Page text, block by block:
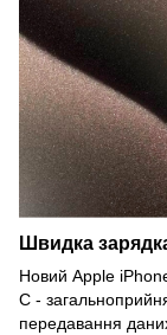
Швидка
Новий Apple
C -
передавання